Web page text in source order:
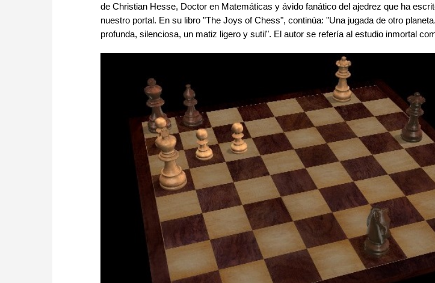
de Christian Hesse, Doctor en Matemáticas y ávido fanático del ajedrez que ha
nuestro portal. En su libro "The Joys of Chess", continúa: "Una jugada de otro
profunda, silenciosa, un matiz ligero y sutil". El autor se refería al estudio inmortal